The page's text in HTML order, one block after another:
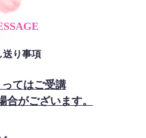
送り事項
てはご受講
合がございます。